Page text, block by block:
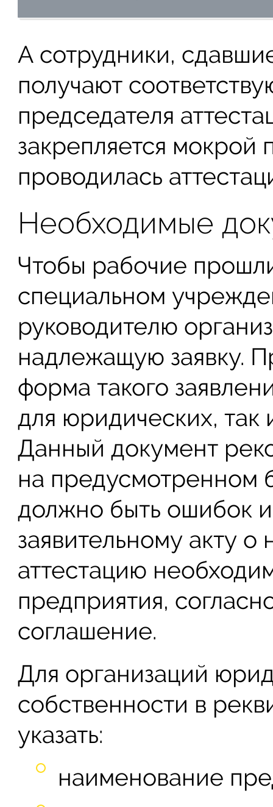
А сотрудники,
получают
председателя
закрепляется мокрой
проводилась
Необходимые
Чтобы рабочие
специальном
руководителю
надлежащую заявку.
форма такого
для юридических, так
Данный документ
на предусмотренном
должно быть ошибок
заявительному акту
аттестацию
предприятия,
соглашение.
Для организаций
собственности в
указать:
наименование